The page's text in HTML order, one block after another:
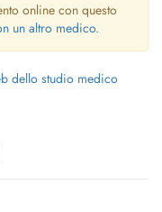
online con questo
un altro medico.
dello studio medico